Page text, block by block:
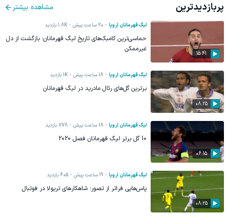
پربازدیدترین مشاهده بیشتر
15:41
لیگ قهرمانان اروپا 20 ساعت پیش 1.8Kبازدید
حماسی‌ترین کامبک‌های تاریخ لیگ قهرمانان؛ بازگشت از دل
غیرممکن
08:25
لیگ قهرمانان اروپا 18 ساعت پیش 1Kبازدید
برترین گل‌های رئال مادرید در لیگ قهرمانان
06:15
لیگ قهرمانان اروپا 18 ساعت پیش 778بازدید
10 گل برتر لیگ قهرمانان فصل 2020
08:25
لیگ قهرمانان اروپا 19 ساعت پیش 605بازدید
پاس‌هایی فراتر از تصور؛ شاهکارهای تریولا در فوتبال